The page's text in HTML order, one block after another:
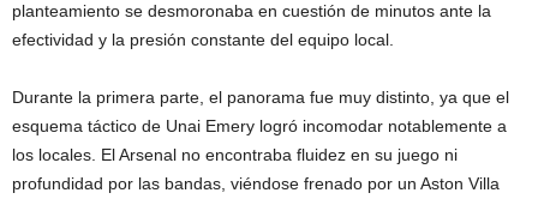
planteamiento se desmoronaba en cuestión de minutos ante la
efectividad y la presión constante del equipo local.
Durante la primera parte, el panorama fue muy distinto, ya que el
esquema táctico de Unai Emery logró incomodar notablemente a
los locales. El Arsenal no encontraba fluidez en su juego ni
profundidad por las bandas, viéndose frenado por un Aston Villa